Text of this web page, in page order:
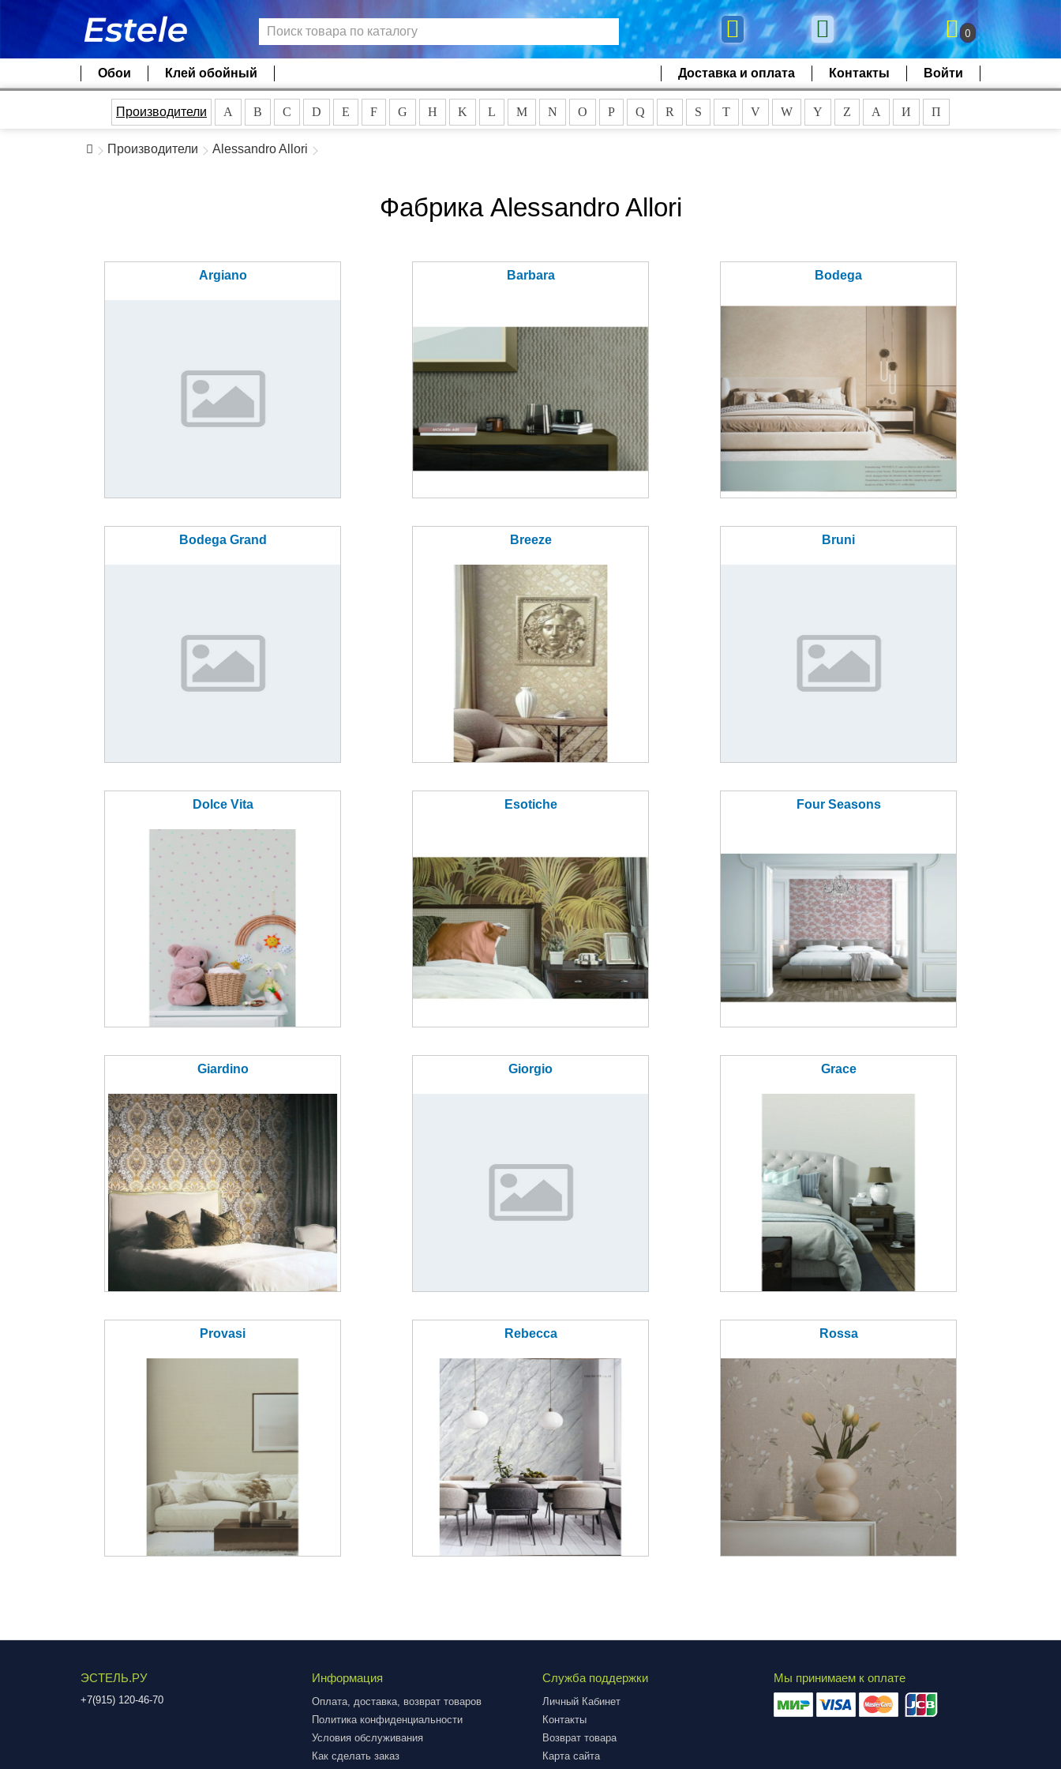
0
Обои Клей обойный Доставка и оплата Контакты Войти
Производители A B C D E F G H K L M N O P Q R S T V W Y Z А И П
Производители Alessandro Allori
Фабрика Alessandro Allori
Argiano Barbara Bodega
Bodega Grand Breeze Bruni
Dolce Vita Esotiche Four Seasons
Giardino Giorgio Grace
Provasi Rebecca Rossa
ЭСТЕЛЬ.РУ
+7(915) 120-46-70
Информация
Оплата, доставка, возврат товаров
Политика конфиденциальности
Условия обслуживания
Как сделать заказ
Служба поддержки
Личный Кабинет
Контакты
Возврат товара
Карта сайта
Мы принимаем к оплате